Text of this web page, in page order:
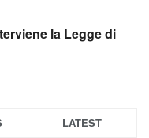
la Legge di
LATEST